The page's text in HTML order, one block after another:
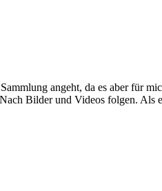
angeht, da es aber für
Bilder und Videos folgen. Als